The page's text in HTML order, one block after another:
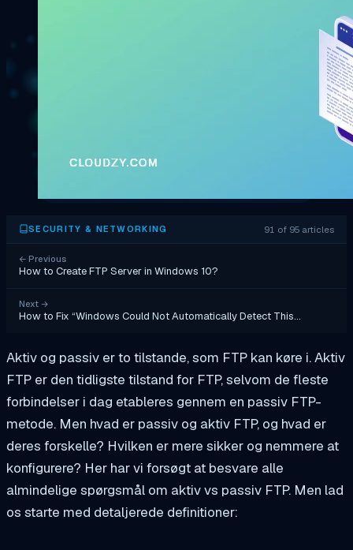
SECURITY & NETWORKING 91 of 95 articles
← Previous
How to Create FTP Server in Windows 10?
Next →
How to Fix “Windows Could Not Automatically Detect This…
Aktiv og passiv er to tilstande, som FTP kan køre i. Aktiv
FTP er den tidligste tilstand for FTP, selvom de fleste
forbindelser i dag etableres gennem en passiv FTP-
metode. Men hvad er passiv og aktiv FTP, og hvad er
deres forskelle? Hvilken er mere sikker og nemmere at
konfigurere? Her har vi forsøgt at besvare alle
almindelige spørgsmål om aktiv vs passiv FTP. Men lad
os starte med detaljerede definitioner: